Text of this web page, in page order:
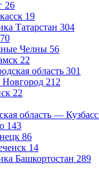
26
19
Татарстан 304
Челны 56
22
область 301
212
22
область — Кузбасс
143
86
14
Башкортостан 289